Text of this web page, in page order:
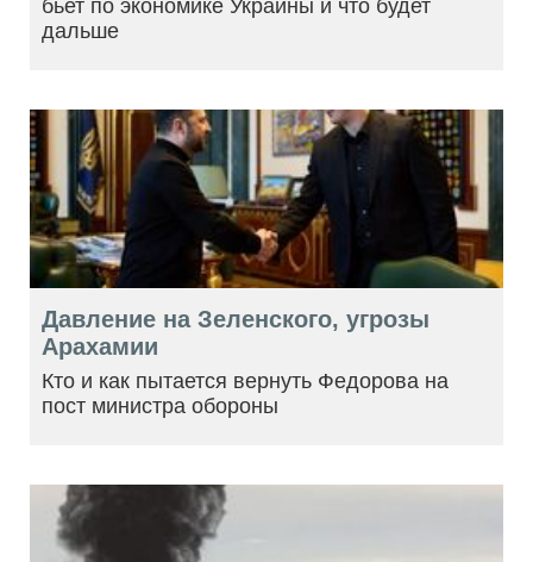
бьет по экономике Украины и что будет
дальше
Давление на Зеленского, угрозы
Арахамии
Кто и как пытается вернуть Федорова на
пост министра обороны